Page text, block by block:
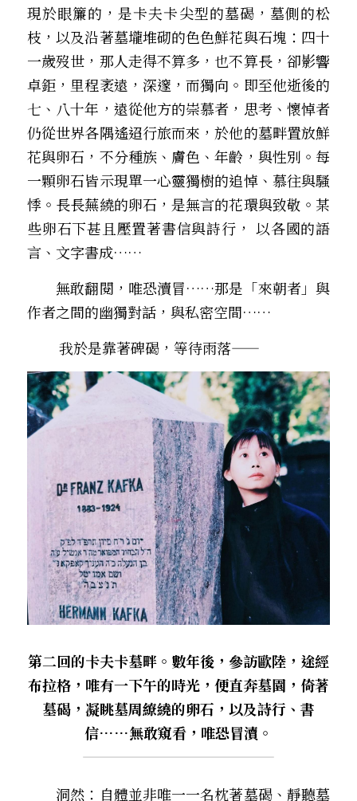
現於眼簾的，是卡夫卡尖型的墓碣，墓側的松
枝，以及沿著墓壠堆砌的色色鮮花與石塊：四十
一歲歿世，那人走得不算多，也不算長，卻影響
卓鉅，里程袤遠，深邃，而獨向。即至他逝後的
七、八十年，遠從他方的崇慕者，思考、懷悼者
仍從世界各隅遙迢行旅而來，於他的墓畔置放鮮
花與卵石，不分種族、膚色、年齡，與性別。每
一顆卵石皆示現單一心靈獨樹的追悼、慕往與騷
悸。長長蕪繞的卵石，是無言的花環與致敬。某
些卵石下甚且壓置著書信與詩行， 以各國的語
言、文字書成……
無敢翻閱，唯恐瀆冒……那是「來朝者」與
作者之間的幽獨對話，與私密空間……
        我於是靠著碑碣，等待雨落——
第二回的卡夫卡墓畔。數年後，參訪歐陸，途經
布拉格，唯有一下午的時光，便直奔墓園，倚著
墓碣，凝眺墓周繚繞的卵石，以及詩行、書
信……無敢窺看，唯恐冒瀆。
洞然：自體並非唯一一名枕著墓碣、靜聽墓